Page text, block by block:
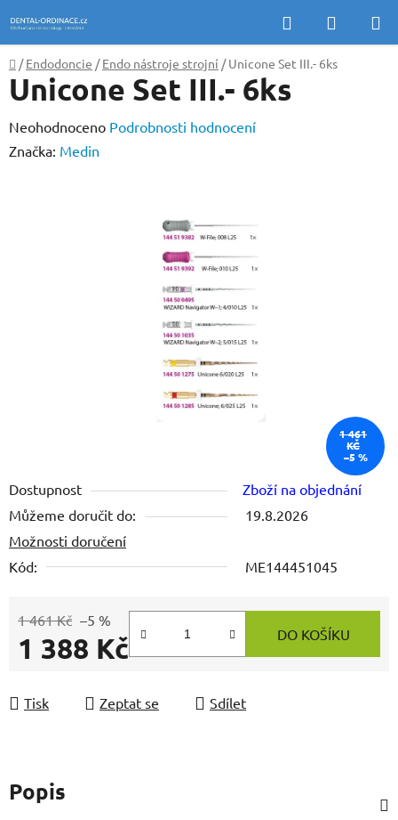
na
obsah
Hledat
KOŠÍK
Domů
/ Endodoncie / Endo nástroje strojní / Unicone Set III.- 6ks
Dostupnost
Zboží na objednání
Můžeme doručit do:
19.8.2026
Možnosti doručení
Kód:
ME144451045
1 461 Kč –5 %
1 388 Kč DO KOŠÍKU
Tisk Zeptat se Sdílet
Unicone Set III.- 6ks
Průměrné
hodnocení
Neohodnoceno Podrobnosti hodnocení
Značka: Medin
1 461
KČ
–5 %
Popis